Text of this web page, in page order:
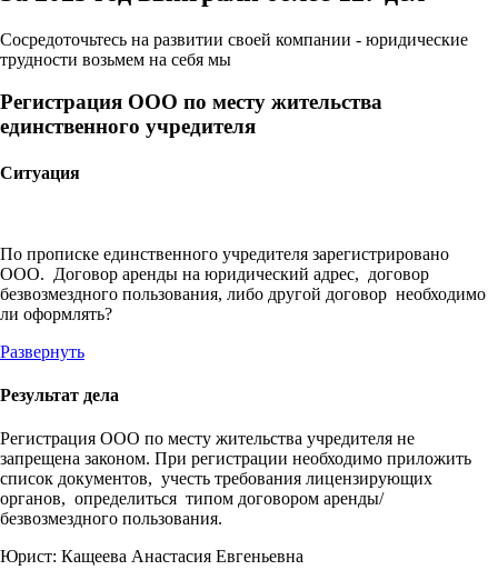
Сосредоточьтесь на развитии своей компании - юридические
трудности возьмем на себя мы
Регистрация ООО по месту жительства
единственного учредителя
Ситуация
По прописке единственного учредителя зарегистрировано
ООО. Договор аренды на юридический адрес, договор
безвозмездного пользования, либо другой договор необходимо
ли оформлять?
Развернуть
Результат дела
Регистрация ООО по месту жительства учредителя не
запрещена законом. При регистрации необходимо приложить
список документов, учесть требования лицензирующих
органов, определиться типом договором аренды/
безвозмездного пользования.
Юрист: Кащеева Анастасия Евгеньевна